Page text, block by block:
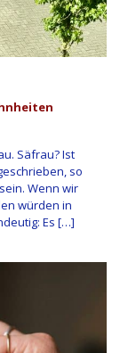
Säfrau? Ist
so
Wenn wir
würden in
Es […]